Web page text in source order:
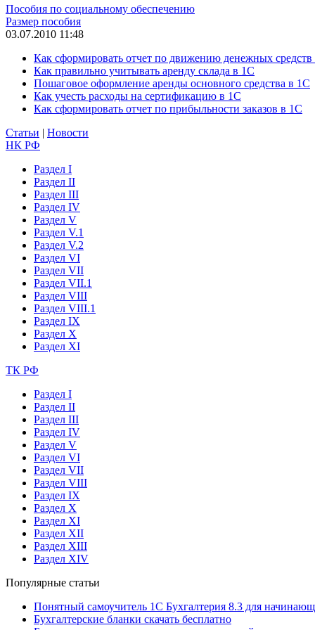
Пособия по социальному обеспечению
Размер пособия
03.07.2010 11:48
Как сформировать отчет по движению денежных
Как правильно учитывать аренду склада в 1С
Пошаговое оформление аренды основного средства в 1С
Как учесть расходы на сертификацию в 1С
Как сформировать отчет по прибыльности заказов в 1С
Статьи | Новости
НК РФ
Раздел I
Раздел II
Раздел III
Раздел IV
Раздел V
Раздел V.1
Раздел V.2
Раздел VI
Раздел VII
Раздел VII.1
Раздел VIII
Раздел VIII.1
Раздел IX
Раздел X
Раздел XI
ТК РФ
Раздел I
Раздел II
Раздел III
Раздел IV
Раздел V
Раздел VI
Раздел VII
Раздел VIII
Раздел IX
Раздел X
Раздел XI
Раздел XII
Раздел XIII
Раздел XIV
Популярные статьи
Понятный самоучитель 1С Бухгалтерия 8.3 для
Бухгалтерские бланки скачать бесплатно